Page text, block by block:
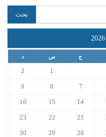
ج س د
1
2
7
8
9
14
15
16
21
22
23
28
29
30